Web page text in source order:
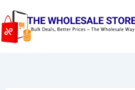
Skip
to
content